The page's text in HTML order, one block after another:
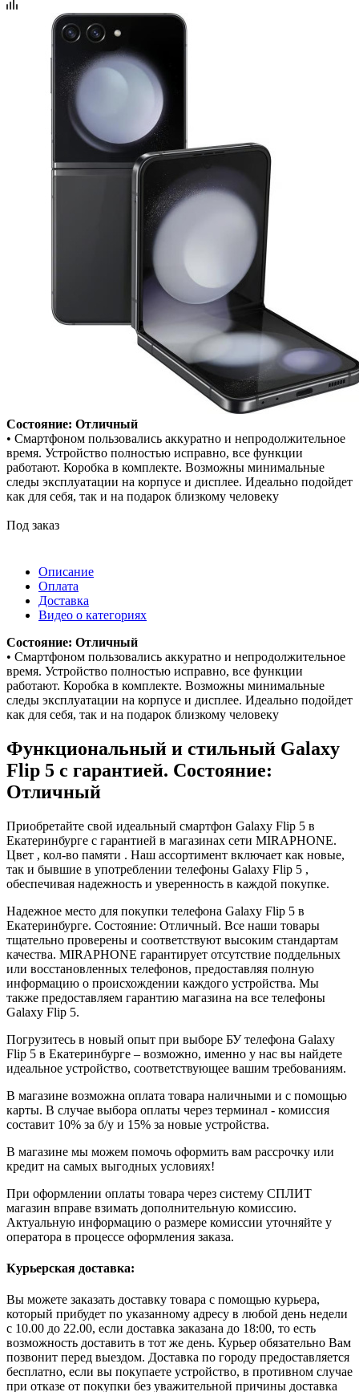
Состояние: Отличный
• Смартфоном пользовались аккуратно и непродолжительное
время. Устройство полностью исправно, все функции
работают. Коробка в комплекте. Возможны минимальные
следы эксплуатации на корпусе и дисплее. Идеально подойдет
как для себя, так и на подарок близкому человеку
Под заказ
Описание
Оплата
Доставка
Видео о категориях
Состояние: Отличный
• Смартфоном пользовались аккуратно и непродолжительное
время. Устройство полностью исправно, все функции
работают. Коробка в комплекте. Возможны минимальные
следы эксплуатации на корпусе и дисплее. Идеально подойдет
как для себя, так и на подарок близкому человеку
Функциональный и стильный Galaxy
Flip 5 с гарантией. Состояние:
Отличный
Приобретайте свой идеальный смартфон Galaxy Flip 5 в
Екатеринбурге с гарантией в магазинах сети MIRAPHONE.
Цвет , кол-во памяти . Наш ассортимент включает как новые,
так и бывшие в употреблении телефоны Galaxy Flip 5 ,
обеспечивая надежность и уверенность в каждой покупке.
Надежное место для покупки телефона Galaxy Flip 5 в
Екатеринбурге. Состояние: Отличный. Все наши товары
тщательно проверены и соответствуют высоким стандартам
качества. MIRAPHONE гарантирует отсутствие поддельных
или восстановленных телефонов, предоставляя полную
информацию о происхождении каждого устройства. Мы
также предоставляем гарантию магазина на все телефоны
Galaxy Flip 5.
Погрузитесь в новый опыт при выборе БУ телефона Galaxy
Flip 5 в Екатеринбурге – возможно, именно у нас вы найдете
идеальное устройство, соответствующее вашим требованиям.
В магазине возможна оплата товара наличными и с помощью
карты. В случае выбора оплаты через терминал - комиссия
составит 10% за б/у и 15% за новые устройства.
В магазине мы можем помочь оформить вам рассрочку или
кредит на самых выгодных условиях!
При оформлении оплаты товара через систему СПЛИТ
магазин вправе взимать дополнительную комиссию.
Актуальную информацию о размере комиссии уточняйте у
оператора в процессе оформления заказа.
Курьерская доставка:
Вы можете заказать доставку товара с помощью курьера,
который прибудет по указанному адресу в любой день недели
с 10.00 до 22.00, если доставка заказана до 18:00, то есть
возможность доставить в тот же день. Курьер обязательно Вам
позвонит перед выездом. Доставка по городу предоставляется
бесплатно, если вы покупаете устройство, в противном случае
при отказе от покупки без уважительной причины доставка